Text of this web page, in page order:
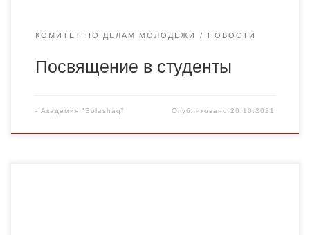
КОМИТЕТ ПО ДЕЛАМ МОЛОДЕЖИ НОВОСТИ
Посвящение в студенты
- Академия "Bolashaq" Опубликовано20.10.2021